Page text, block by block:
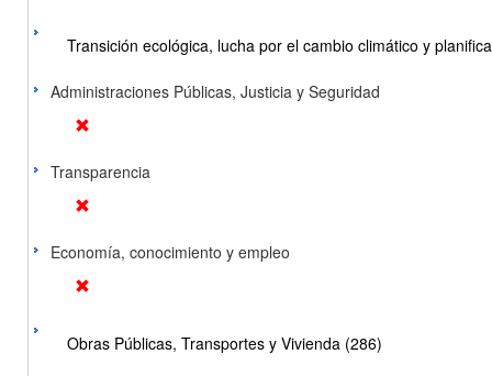
Transición ecológica, lucha por el cambio climático y
Administraciones Públicas, Justicia y Seguridad
Transparencia
Economía, conocimiento y empleo
Obras Públicas, Transportes y Vivienda (286)